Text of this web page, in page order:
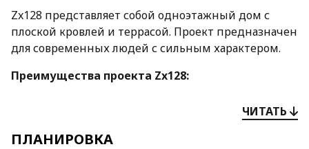
Zx128 представляет собой одноэтажный дом с
плоской кровлей и террасой. Проект предназначен
для современных людей с сильным характером.
Преимущества проекта Zx128:
современным дизайном экстерьера делают
дом уникальным, необычным, привлекающим
ЧИТАТЬ
ПЛАНИРОВКА